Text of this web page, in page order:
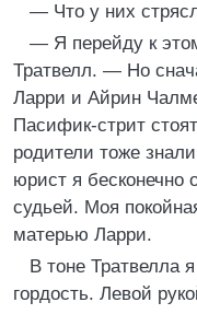
— Что у них
— Я перейду к
Тратвелл. — Но
Ларри и Айрин
Пасифик-стрит
родители тоже
юрист я
судьей. Моя
матерью Ларри.
В тоне Тратвелла
гордость. Левой